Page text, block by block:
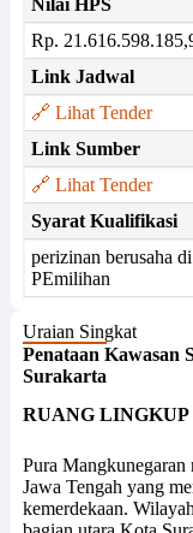
Nilai HPS
Rp.
Link Jadwal
🔗 Lihat Tender
Link Sumber
🔗 Lihat Tender
Syarat Kualifikasi
perizinan berusaha
PEmilihan
Uraian Singkat
Penataan Kawasan
Surakarta
RUANG LINGKUP
Pura Mangkunegaran
Jawa Tengah yang
kemerdekaan.